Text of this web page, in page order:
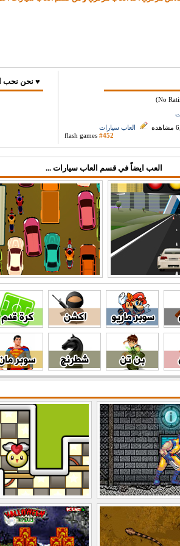
العاب سيارات
flash games #452
♥ نحن نحب
العب ايضاً في قسم العاب سيارات ...